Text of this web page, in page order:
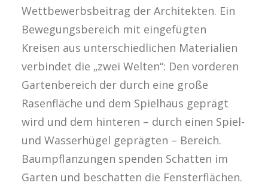
Wettbewerbsbeitrag der Architekten. Ein
Bewegungsbereich mit eingefügten
Kreisen aus unterschiedlichen Materialien
verbindet die „zwei Welten“: Den vorderen
Gartenbereich der durch eine große
Rasenfläche und dem Spielhaus geprägt
wird und dem hinteren – durch einen Spiel-
und Wasserhügel geprägten – Bereich.
Baumpflanzungen spenden Schatten im
Garten und beschatten die Fensterflächen.